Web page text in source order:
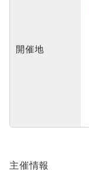
開催地
主催情報